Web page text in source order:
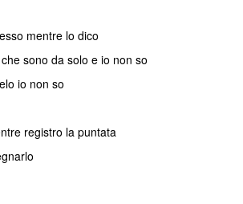
mentre lo dico
sono da solo e io non so
io non so
registro la puntata